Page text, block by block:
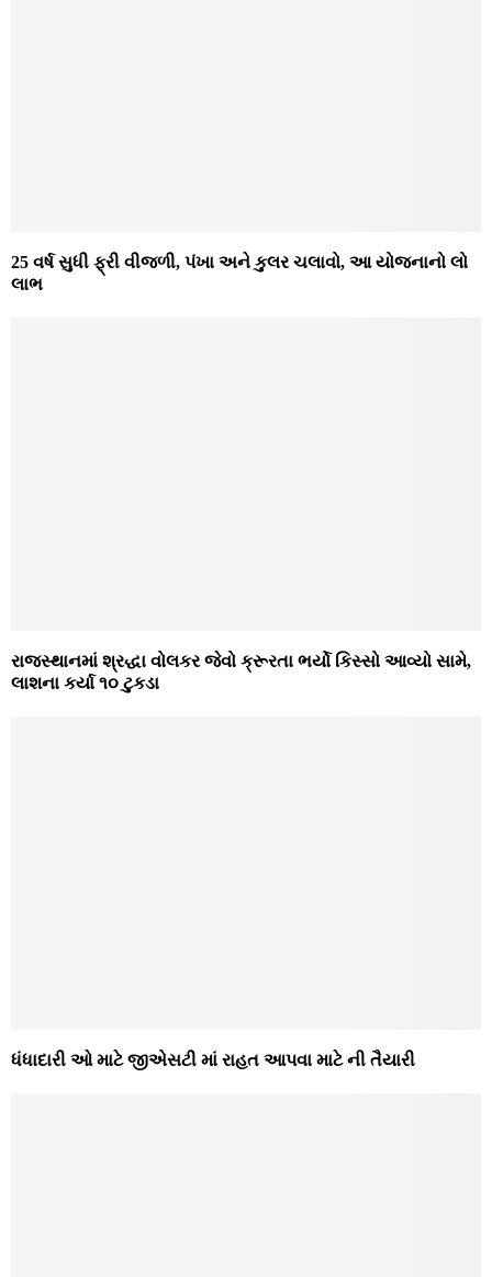
25 વર્ષ સુધી ફ્રી વીજળી, પંખા અને કુલર ચલાવો, આ યોજનાનો લો
લાભ
રાજસ્થાનમાં શ્રદ્ધા વોલકર જેવો ક્રૂરતા ભર્યો કિસ્સો આવ્યો સામે,
લાશના કર્યા ૧૦ ટુકડા
ધંધાદારી ઓ માટે જીએસટી માં રાહત આપવા માટે ની તૈયારી